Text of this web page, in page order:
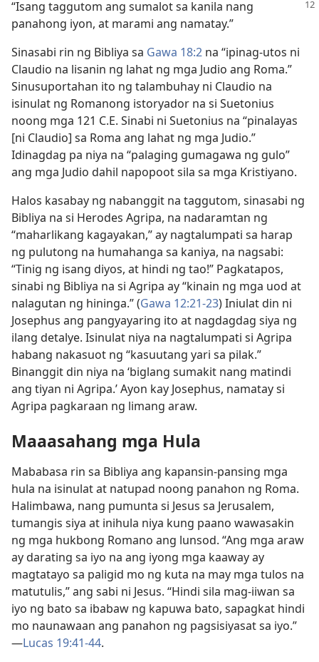
“Isang taggutom ang sumalot sa kanila nang
panahong iyon, at marami ang namatay.”
Sinasabi rin ng Bibliya sa Gawa 18:2 na “ipinag-utos ni
Claudio na lisanin ng lahat ng mga Judio ang Roma.”
Sinusuportahan ito ng talambuhay ni Claudio na
isinulat ng Romanong istoryador na si Suetonius
noong mga 121 C.E. Sinabi ni Suetonius na “pinalayas
[ni Claudio] sa Roma ang lahat ng mga Judio.”
Idinagdag pa niya na “palaging gumagawa ng gulo”
ang mga Judio dahil napopoot sila sa mga Kristiyano.
Halos kasabay ng nabanggit na taggutom, sinasabi ng
Bibliya na si Herodes Agripa, na nadaramtan ng
“maharlikang kagayakan,” ay nagtalumpati sa harap
ng pulutong na humahanga sa kaniya, na nagsabi:
“Tinig ng isang diyos, at hindi ng tao!” Pagkatapos,
sinabi ng Bibliya na si Agripa ay “kinain ng mga uod at
nalagutan ng hininga.” (Gawa 12:21-23) Iniulat din ni
Josephus ang pangyayaring ito at nagdagdag siya ng
ilang detalye. Isinulat niya na nagtalumpati si Agripa
habang nakasuot ng “kasuutang yari sa pilak.”
Binanggit din niya na ‘biglang sumakit nang matindi
ang tiyan ni Agripa.’ Ayon kay Josephus, namatay si
Agripa pagkaraan ng limang araw.
Maaasahang mga Hula
Mababasa rin sa Bibliya ang kapansin-pansing mga
hula na isinulat at natupad noong panahon ng Roma.
Halimbawa, nang pumunta si Jesus sa Jerusalem,
tumangis siya at inihula niya kung paano wawasakin
ng mga hukbong Romano ang lunsod. “Ang mga araw
ay darating sa iyo na ang iyong mga kaaway ay
magtatayo sa paligid mo ng kuta na may mga tulos na
matutulis,” ang sabi ni Jesus. “Hindi sila mag-iiwan sa
iyo ng bato sa ibabaw ng kapuwa bato, sapagkat hindi
mo naunawaan ang panahon ng pagsisiyasat sa iyo.”​
—Lucas 19:41-44.